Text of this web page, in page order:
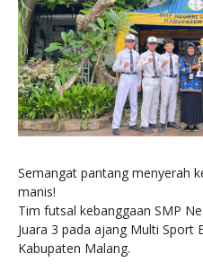
Semangat pantang menyerah
manis!
Tim futsal kebanggaan SMP
Juara 3 pada ajang Multi Sport
Kabupaten Malang.